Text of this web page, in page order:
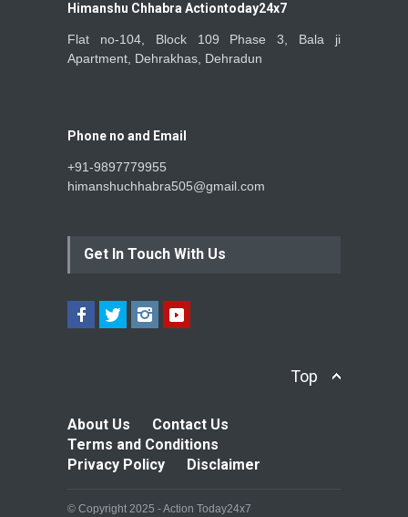
Himanshu Chhabra Actiontoday24x7
Flat no-104, Block 109 Phase 3, Bala ji
Apartment, Dehrakhas, Dehradun
Phone no and Email
+91-9897779955
himanshuchhabra505@gmail.com
Get In Touch With Us
Top
About Us
Contact Us
Terms and Conditions
Privacy Policy
Disclaimer
© Copyright 2025 - Action Today24x7